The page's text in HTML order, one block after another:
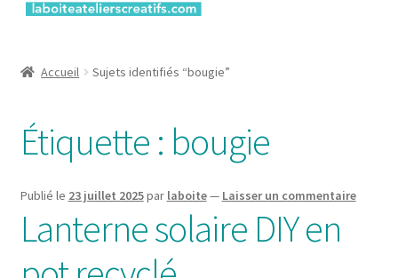
Login
Password Reset
Register
Accueil Sujets identifiés “bougie”
Étiquette : bougie
Publié le 23 juillet 2025par laboite— Laisser un commentaire
Lanterne solaire DIY en